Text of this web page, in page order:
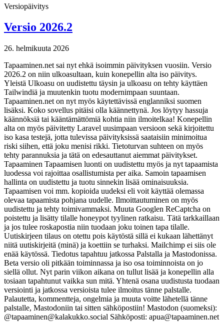
Versiopäivitys
Versio 2026.2
26. helmikuuta 2026
Tapaaminen.net sai nyt ehkä isoimmin päivityksen vuosiin. Versio
2026.2 on niin ulkoasultaan, kuin konepellin alta iso päivitys.
Yleistä Ulkoasu on uudistettu täysin ja ulkoasu on tehty käyttäen
Tailwindiä ja muutenkin tuotu modernimpaan suuntaan.
Tapaaminen.net on nyt myös käytettävissä englanniksi suomen
lisäksi. Koko sovellus pitäisi olla käännettynä. Jos löytyy hassuja
käännöksiä tai kääntämättömiä kohtia niin ilmoitelkaa! Konepellin
alta on myös päivitetty Laravel uusimpaan versioon sekä kirjoitettu
iso kasa testejä, jotta tulevissa päivityksissä saataisiin minimoitua
riski siihen, että joku menisi rikki. Tietoturvan suhteen on myös
tehty parannuksia ja tätä on edesauttanut aiemmat päivitykset.
Tapaaminen Tapaamisen luonti on uudistettu myös ja nyt tapaamista
luodessa voi rajoittaa osallistumista per aika. Samoin tapaamisen
hallinta on uudistettu ja tuotu sinnekin lisää ominaisuuksia.
Tapaamisen voi mm. kopioida uudeksi eli voit käyttää olemassa
olevaa tapaamista pohjana uudelle. Ilmoittautuminen on myös
uudistettu ja tehty toimivammaksi. Muuta Googlen ReCaptcha on
poistettu ja lisätty tilalle honeypot tyylinen ratkaisu. Tätä tarkkaillaan
ja jos tulee roskapostia niin tuodaan joku toinen tapa tilalle.
Uutiskirjeen tilaus on otettu pois käytöstä sillä ei kukaan lähettänyt
niitä uutiskirjeitä (minä) ja koettiin se turhaksi. Mailchimp ei siis ole
enää käytössä. Tiedotus tapahtuu jatkossa Palstalla ja Mastodonissa.
Beta versio oli pitkään toiminnassa ja iso osa toiminnoista on jo
siellä ollut. Nyt parin viikon aikana on tullut lisää ja konepellin alla
tosiaan tapahtunut vaikka sun mitä. Yhtenä osana uudistusta tuodaan
versiointi ja jatkossa versioista tulee ilmoitus tänne palstalle.
Palautetta, kommentteja, ongelmia ja muuta voitte lähetellä tänne
palstalle, Mastodoniin tai sitten sähköpostiin! Mastodon (suomeksi):
@tapaaminen@kalakukko.social Sähköposti: apua@tapaaminen.net